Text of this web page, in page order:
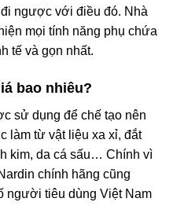
ngược với điều đó. Nhà
mọi tính năng phụ chứa
tế và gọn nhất.
bao nhiêu?
sử dụng để chế tạo nên
làm từ vật liệu xa xỉ, đắt
kim, da cá sấu… Chính vì
chính hãng cũng
người tiêu dùng Việt Nam